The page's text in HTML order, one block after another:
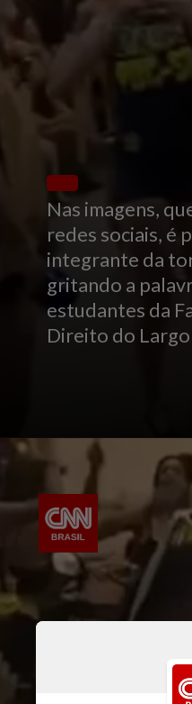
Nas imagens,
redes sociais, é
integrante da
gritando a
estudantes da
Direito do Largo